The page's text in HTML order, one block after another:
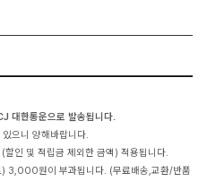
대한통운으로 발송됩니다.
으니 양해바랍니다.
인 및 적립금 제외한 금액) 적용됩니다.
) 3,000원이 부과됩니다. (무료배송,교환/반품